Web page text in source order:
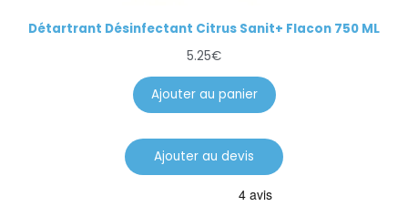
Détartrant Désinfectant Citrus Sanit+ Flacon 750 ML
5.25€
Ajouter au panier
Ajouter au devis